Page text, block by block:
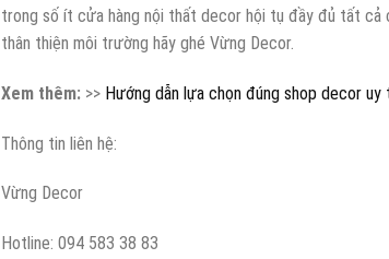
trong số ít cửa hàng nội thất decor hội tụ đầy đủ tất cả
thân thiện môi trường hãy ghé Vừng Decor.
Xem thêm:>> Hướng dẫn lựa chọn đúng shop decor uy
Thông tin liên hệ:
Vừng Decor
Hotline: 094 583 38 83